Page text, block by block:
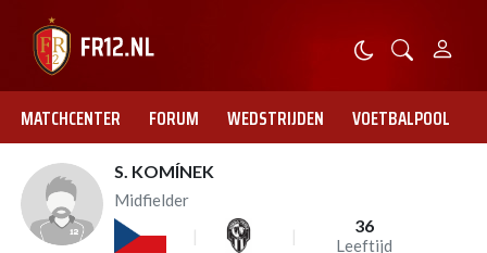
MATCHCENTER FORUM WEDSTRIJDEN VOETBALPOOL
S. KOMÍNEK
Midfielder
36
Leeftijd